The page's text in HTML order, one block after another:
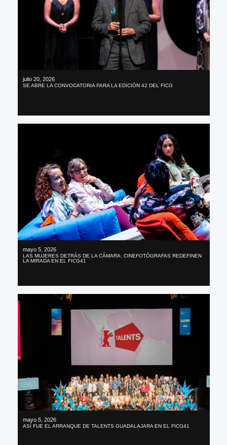
julio 20, 2026
SE ABRE LA CONVOCATORIA PARA LA EDICIÓN 42 DEL FICG
mayo 5, 2026
LAS MUJERES DETRÁS DE LA CÁMARA: CINEFOTÓGRAFAS REDEFINEN
LA MIRADA EN EL FICG41
mayo 5, 2026
ASÍ FUE EL ARRANQUE DE TALENTS GUADALAJARA EN EL FICG41